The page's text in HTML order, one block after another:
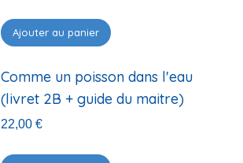
Ajouter au panier
Comme un poisson dans l'eau
(livret 2B + guide du maitre)
22,00 €